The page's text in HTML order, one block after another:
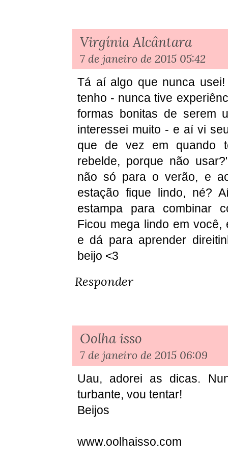
Virgínia Alcântara
7 de janeiro de 2015 05:42
Tá aí algo que nunca
tenho - nunca tive
formas bonitas de serem
interessei muito - e aí vi
que de vez em quando
rebelde, porque não
não só para o verão, e
estação fique lindo, né?
estampa para combinar
Ficou mega lindo em
e dá para aprender
beijo <3
Responder
Oolha isso
7 de janeiro de 2015 06:09
Uau, adorei as dicas.
turbante, vou tentar!
Beijos
www.oolhaisso.com